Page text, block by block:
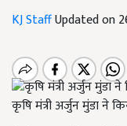
KJ StaffUpdated on
कृषि मंत्री अर्जुन मुंडा ने